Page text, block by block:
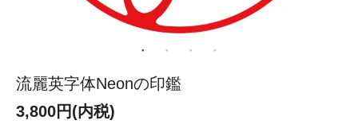
流麗英字体Neonの印鑑
3,800円(内税)